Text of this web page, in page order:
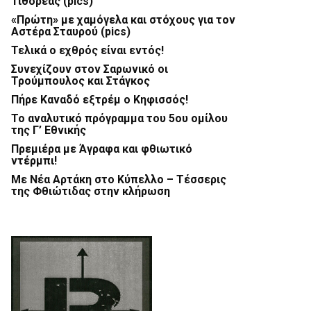
«Πρώτη» με χαμόγελα και στόχους για τον
Αστέρα Σταυρού (pics)
Τελικά ο εχθρός είναι εντός!
Συνεχίζουν στον Σαρωνικό οι
Τρούμπουλος και Στάγκος
Πήρε Καναδό εξτρέμ ο Κηφισσός!
Το αναλυτικό πρόγραμμα του 5ου ομίλου
της Γ’ Εθνικής
Πρεμιέρα με Άγραφα και φθιωτικό
ντέρμπι!
Με Νέα Αρτάκη στο Κύπελλο – Τέσσερις
της Φθιώτιδας στην κλήρωση